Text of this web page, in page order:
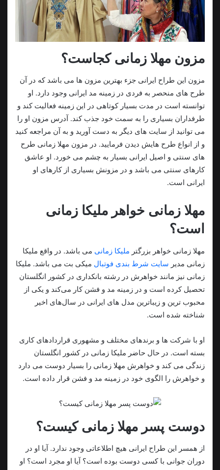
مزون مهلا زمانی کجاست؟
مزون این طراح ایرانی جزء بهترین مزون ها می باشد که در آن
طرح های منحصر به فردی در زمینه مد ایرانی وجود دارد. او
توانسته است در مدت بسیار کوتاهی در این زمینه فعالیت کند و
طرفداران بسیاری را به سمت خود جذب کند. آدرس مزون او را
می توانید از سایت های دیگر به دست آورید و به آن مراجعه کنید
و از انواع طرح هایش دیدن فرمایید. در مزون مهلا زمانی طرح
های سنتی و اصیل ایرانی بسیار به چشم می خورد. او عاشق
کارهای سنتی می باشد و در مزونش بسیاری از کارهای او
ایرانی است.
مهلا زمانی خواهر ملیکا زمانی
است؟
مهلا زمانی خواهر بزرگتر ملیکا زمانی می باشد. در واقع ملیکا
زمانی مدیر سایت شرط بندی فوتبال میکی بت می باشد. ملیکا
زمانی نیز مانند خواهرش در رشته بانکداری در کشور انگلستان
تحصیل کرده است و در زمینه مد و فشن کار می‌کند و یکی از
محبوب ترین و زیباترین مدل های ایرانی در سال‌های اخیر
شناخته شده است.
او با شرکت ها و برندهای مختلف و مشهوری قراردادهای کاری
بسته است. در حال حاضر ملیکا زمانی در کشور انگلستان
زندگی می کند و خواهرش مهلا زمانی را بسیار دوست می دارد
و خواهرش را الگوی خود در زمینه مد و فشن قرار داده است.
دوست پسر مهلا زمانی کیست؟
از همسر این طراح ایرانی هیچ اطلاعاتی وجود ندارد. آیا او در
دوران جوانی با کسی دوست بوده است؟ آیا او مجرد است؟ او